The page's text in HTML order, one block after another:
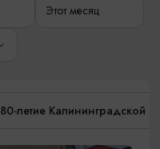
Этот месяц
80-летие Калининградской